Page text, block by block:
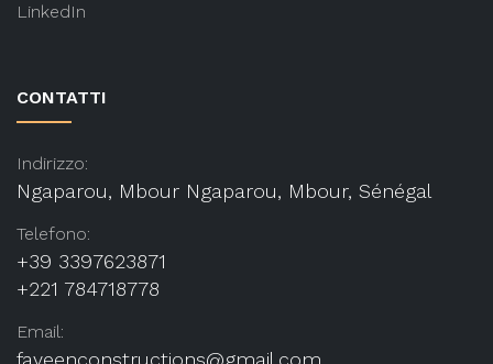
LinkedIn
CONTATTI
Indirizzo:
Ngaparou, Mbour Ngaparou, Mbour, Sénégal
Telefono:
+39 3397623871
+221 784718778
Email: